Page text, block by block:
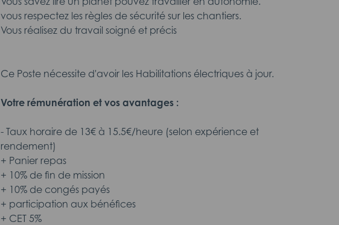
vous respectez les règles de sécurité sur les chantiers.
Vous réalisez du travail soigné et précis
Ce Poste nécessite d'avoir les Habilitations électriques à jour.
Votre rémunération et vos avantages :
-Taux horaire de 13€ à 15.5€/heure (selon expérience et
rendement)
+ Panier repas
+ 10% de fin de mission
+ 10% de congés payés
+ participation aux bénéfices
+ CET 5%